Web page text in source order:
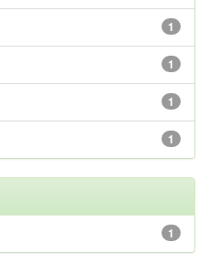
1
1
1
1
1